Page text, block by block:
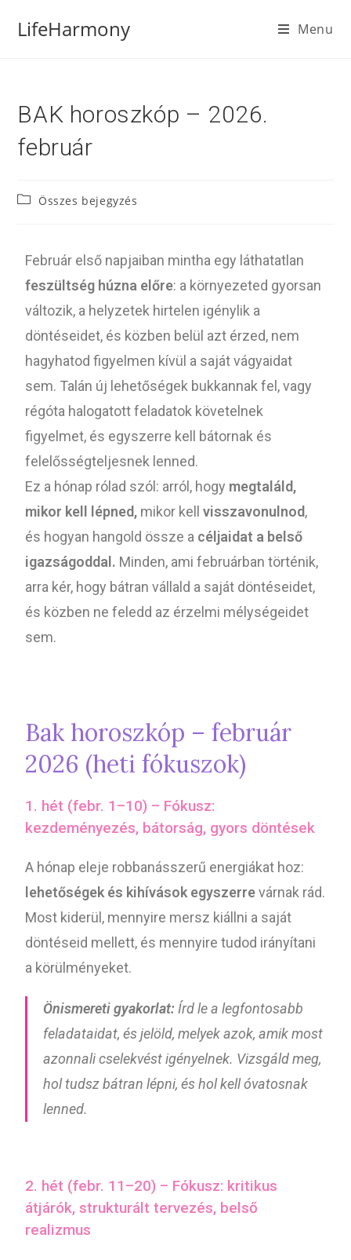
LifeHarmony Menu
BAK horoszkóp – 2026.
február
Összes bejegyzés
Február első napjaiban mintha egy láthatatlan
feszültség húzna előre: a környezeted gyorsan
változik, a helyzetek hirtelen igénylik a
döntéseidet, és közben belül azt érzed, nem
hagyhatod figyelmen kívül a saját vágyaidat
sem. Talán új lehetőségek bukkannak fel, vagy
régóta halogatott feladatok követelnek
figyelmet, és egyszerre kell bátornak és
felelősségteljesnek lenned.
Ez a hónap rólad szól: arról, hogy megtaláld,
mikor kell lépned, mikor kell visszavonulnod,
és hogyan hangold össze a céljaidat a belső
igazságoddal. Minden, ami februárban történik,
arra kér, hogy bátran vállald a saját döntéseidet,
és közben ne feledd az érzelmi mélységeidet
sem.
Bak horoszkóp – február
2026 (heti fókuszok)
1. hét (febr. 1–10) – Fókusz:
kezdeményezés, bátorság, gyors döntések
A hónap eleje robbanásszerű energiákat hoz:
lehetőségek és kihívások egyszerrevárnak rád.
Most kiderül, mennyire mersz kiállni a saját
döntéseid mellett, és mennyire tudod irányítani
a körülményeket.
Önismereti gyakorlat: Írd le a legfontosabb
feladataidat, és jelöld, melyek azok, amik most
azonnali cselekvést igényelnek. Vizsgáld meg,
hol tudsz bátran lépni, és hol kell óvatosnak
lenned.
2. hét (febr. 11–20) – Fókusz: kritikus
átjárók, strukturált tervezés, belső
realizmus